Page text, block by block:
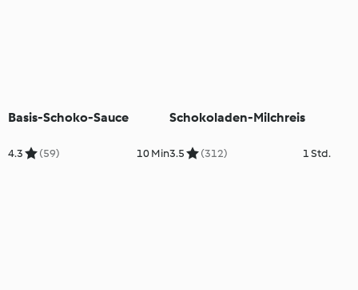
Basis-Schoko-Sauce
4.3 (59) 10 Min
Schokoladen-Milchreis
3.5 (312) 1 Std.